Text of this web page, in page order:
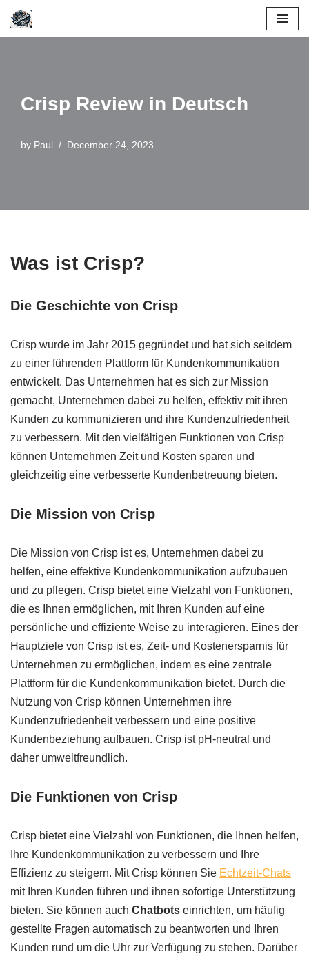
Skip
Crisp Review in Deutsch
by Paul December 24, 2023
Was ist Crisp?
Die Geschichte von Crisp
Crisp wurde im Jahr 2015 gegründet und hat sich seitdem
zu einer führenden Plattform für Kundenkommunikation
entwickelt. Das Unternehmen hat es sich zur Mission
gemacht, Unternehmen dabei zu helfen, effektiv mit ihren
Kunden zu kommunizieren und ihre Kundenzufriedenheit
zu verbessern. Mit den vielfältigen Funktionen von Crisp
können Unternehmen Zeit und Kosten sparen und
gleichzeitig eine verbesserte Kundenbetreuung bieten.
Die Mission von Crisp
Die Mission von Crisp ist es, Unternehmen dabei zu
helfen, eine effektive Kundenkommunikation aufzubauen
und zu pflegen. Crisp bietet eine Vielzahl von Funktionen,
die es Ihnen ermöglichen, mit Ihren Kunden auf eine
persönliche und effiziente Weise zu interagieren. Eines der
Hauptziele von Crisp ist es, Zeit- und Kostenersparnis für
Unternehmen zu ermöglichen, indem es eine zentrale
Plattform für die Kundenkommunikation bietet. Durch die
Nutzung von Crisp können Unternehmen ihre
Kundenzufriedenheit verbessern und eine positive
Kundenbeziehung aufbauen. Crisp ist pH-neutral und
daher umweltfreundlich.
Die Funktionen von Crisp
Crisp bietet eine Vielzahl von Funktionen, die Ihnen helfen,
Ihre Kundenkommunikation zu verbessern und Ihre
Effizienz zu steigern. Mit Crisp können Sie Echtzeit-Chats
mit Ihren Kunden führen und ihnen sofortige Unterstützung
bieten. Sie können auch Chatbots einrichten, um häufig
gestellte Fragen automatisch zu beantworten und Ihren
Kunden rund um die Uhr zur Verfügung zu stehen. Darüber